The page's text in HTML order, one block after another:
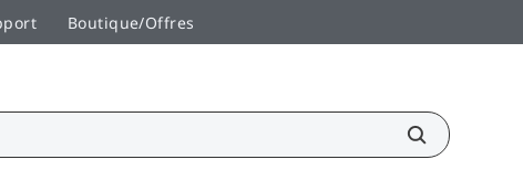
Boutique/Offres